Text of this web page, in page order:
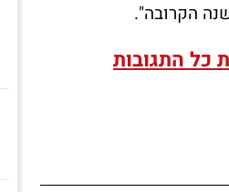
כל התגובות